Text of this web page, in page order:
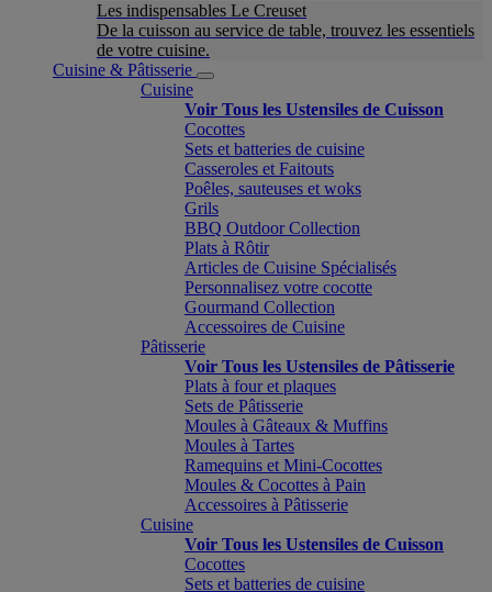
Les indispensables Le Creuset
De la cuisson au service de table, trouvez les essentiels
de votre cuisine.
Cuisine & Pâtisserie
Cuisine
Voir Tous les Ustensiles de Cuisson
Cocottes
Sets et batteries de cuisine
Casseroles et Faitouts
Poêles, sauteuses et woks
Grils
BBQ Outdoor Collection
Plats à Rôtir
Articles de Cuisine Spécialisés
Personnalisez votre cocotte
Gourmand Collection
Accessoires de Cuisine
Pâtisserie
Voir Tous les Ustensiles de Pâtisserie
Plats à four et plaques
Sets de Pâtisserie
Moules à Gâteaux & Muffins
Moules à Tartes
Ramequins et Mini-Cocottes
Moules & Cocottes à Pain
Accessoires à Pâtisserie
Cuisine
Voir Tous les Ustensiles de Cuisson
Cocottes
Sets et batteries de cuisine